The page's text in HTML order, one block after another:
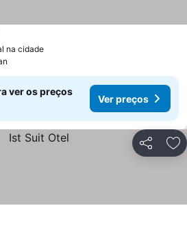
na cidadeVer preços
preços
ver os preços
Ver preços
Partilhar